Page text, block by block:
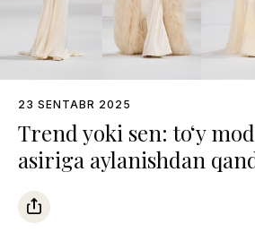
23 SENTABR 2025
Trend yoki sen: to‘y
asiriga aylanishdan
mumkin?